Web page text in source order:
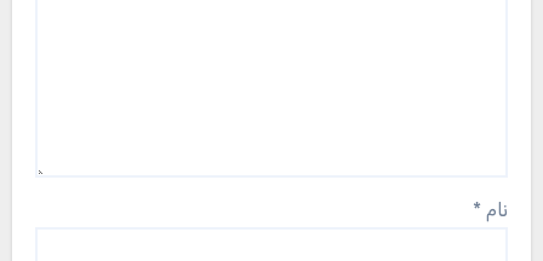
نام *